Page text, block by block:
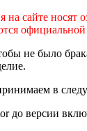
сайте носят
не было
в
до версии